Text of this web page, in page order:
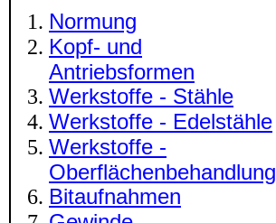
Normung
Kopf- und
Antriebsformen
Werkstoffe - Stähle
Werkstoffe - Edelstähle
Werkstoffe -
Oberflächenbehandlung
Bitaufnahmen